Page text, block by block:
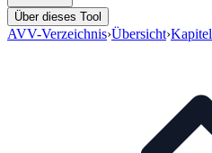
Über dieses Tool
AVV-Verzeichnis›Übersicht›Kapitel